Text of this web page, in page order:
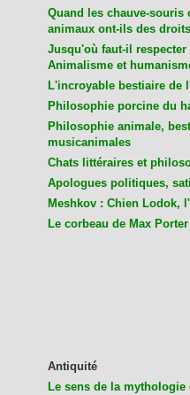
Quand les chauve-souris
animaux ont-ils des
Jusqu'où faut-il
Animalisme et
L'incroyable bestiaire de
Philosophie porcine du
Philosophie animale,
musicanimales
Chats littéraires et
Apologues politiques,
Meshkov : Chien Lodok,
Le corbeau de Max Porter
Antiquité
Le sens de la mythologie